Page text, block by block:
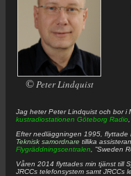
© Peter Lindquist
Jag heterPeter Lindquist och bor i
kustradiostationen Göteborg Radio
Efter nedläggningen 1995,
Teknisk samordnare tillika
Flygräddningscentralen , ”Sweden
Våren 2014 flyttades min tjänst till
JRCCs telefonsystem samt JRCCs